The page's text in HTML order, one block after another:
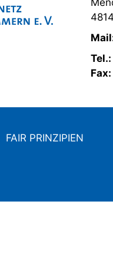
Tel.:
Fax:
FAIR PRINZIPIEN